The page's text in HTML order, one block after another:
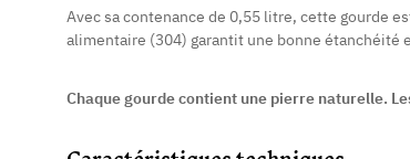
Avec sa contenance de 0,55 litre, cette gourde
alimentaire (304) garantit une bonne étanchéité
Chaque gourde contient une pierre naturelle.